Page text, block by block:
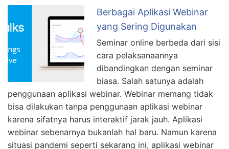
Berbagai Aplikasi Webinar
yang Sering Digunakan
Seminar online berbeda dari sisi
cara pelaksanaannya
dibandingkan dengan seminar
biasa. Salah satunya adalah
penggunaan aplikasi webinar. Webinar memang tidak
bisa dilakukan tanpa penggunaan aplikasi webinar
karena sifatnya harus interaktif jarak jauh. Aplikasi
webinar sebenarnya bukanlah hal baru. Namun karena
situasi pandemi seperti sekarang ini, aplikasi webinar